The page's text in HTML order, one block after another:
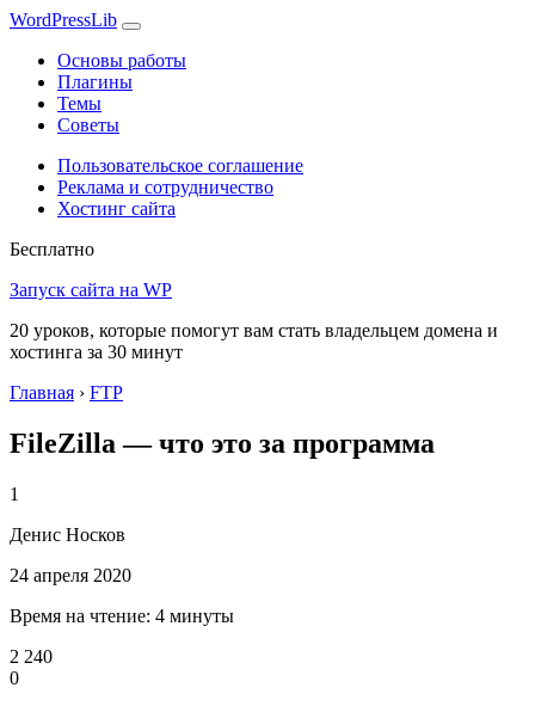
WordPressLib
Основы работы
Плагины
Темы
Советы
Пользовательское соглашение
Реклама и сотрудничество
Хостинг сайта
Бесплатно
Запуск сайта на WP
20 уроков, которые помогут вам стать владельцем домена и
хостинга за 30 минут
Главная › FTP
FileZilla — что это за программа
1
Денис Носков
24 апреля 2020
Время на чтение: 4 минуты
2 240
0